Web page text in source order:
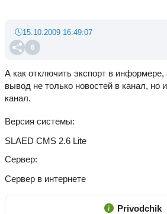
6
15.10.2009 16:49:07
А как отключить экспорт в информере,
вывод не только новостей в канал, но
канал.
Версия системы
SLAED CMS 2.6 Lite
Сервер
Сервер в интернете
Privodchik